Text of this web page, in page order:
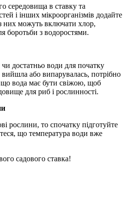
середовища в ставку та
і інших мікроорганізмів додайте
з них можуть включати хлор,
боротьби з водоростями.
достатньо води для початку
або випарувалась, потрібно
вода має бути свіжою, щоб
для риб і рослинності.
рослини, то спочатку підготуйте
що температура води вже
садового ставка!